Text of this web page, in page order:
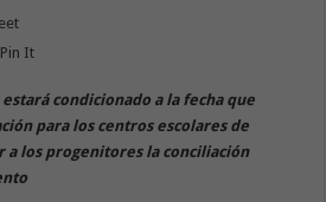
condicionado a la fecha que
para los centros escolares de
a los progenitores la conciliación